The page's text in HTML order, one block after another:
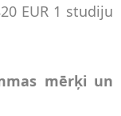
EUR 1 studiju
mērķi un